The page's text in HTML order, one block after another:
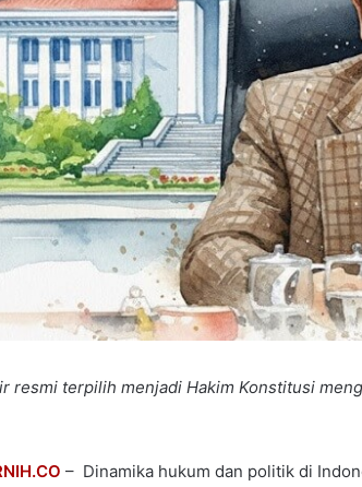
resmi terpilih menjadi Hakim Konstitusi
– Dinamika hukum dan politik di